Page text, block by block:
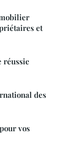
et
réussie
des
vos